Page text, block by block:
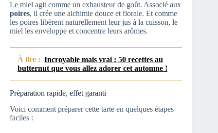
Le miel agit comme un exhausteur de goût. Associé aux
poires, il crée une alchimie douce et florale. Et comme
les poires libèrent naturellement leur jus à la cuisson, le
miel les enveloppe et concentre leurs arômes.
À lire : Incroyable mais vrai : 50 recettes au
butternut que vous allez adorer cet automne !
Préparation rapide, effet garanti
Voici comment préparer cette tarte en quelques étapes
faciles :